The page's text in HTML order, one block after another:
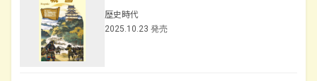
歴史時代
2025.10.23 発売